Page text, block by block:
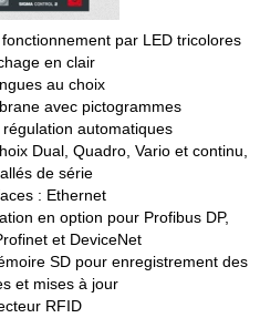
par LED tricolores
en clair
au choix
avec pictogrammes
automatiques
Dual, Quadro, Vario et continu,
de série
: Ethernet
en option pour Profibus DP,
et DeviceNet
SD pour enregistrement des
et mises à jour
RFID